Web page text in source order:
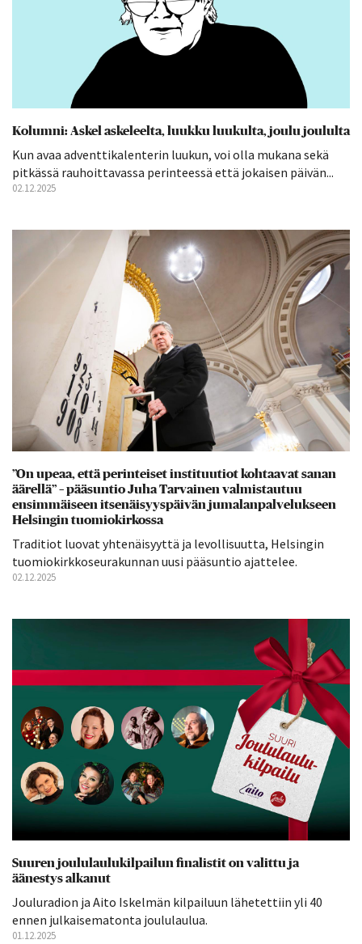
Kolumni: Askel askeleelta, luukku luukulta, joulu joululta
Kun avaa adventtikalenterin luukun, voi olla mukana sekä
pitkässä rauhoittavassa perinteessä että jokaisen päivän...
02.12.2025
”On upeaa, että perinteiset instituu­tiot kohtaavat sanan
äärellä” – pääsuntio Juha Tarvainen valmistautuu
ensimmäiseen itsenäisyyspäivän jumalanpalvelukseen
Helsingin tuomiokirkossa
Traditiot luovat yhtenäisyyttä ja levollisuutta, Helsingin
tuomiokirkkoseurakunnan uusi pääsuntio ajattelee.
02.12.2025
Suuren joululaulukilpailun finalistit on valittu ja
äänestys alkanut
Jouluradion ja Aito Iskelmän kilpailuun lähetettiin yli 40
ennen julkaisematonta joululaulua.
01.12.2025